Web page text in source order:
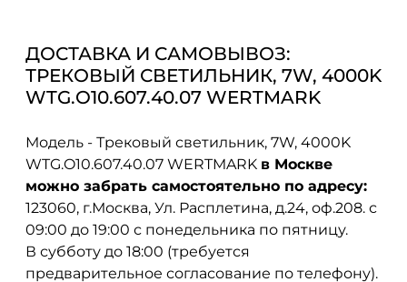
ДОСТАВКА И САМОВЫВОЗ:
ТРЕКОВЫЙ СВЕТИЛЬНИК, 7W, 4000K
WTG.O10.607.40.07 WERTMARK
Модель - Трековый светильник, 7W, 4000K
WTG.O10.607.40.07 WERTMARK в Москве
можно забрать самостоятельно по адресу:
123060, г.Москва, Ул. Расплетина, д.24, оф.208. с
09:00 до 19:00 с понедельника по пятницу.
В субботу до 18:00 (требуется
предварительное согласование по телефону).